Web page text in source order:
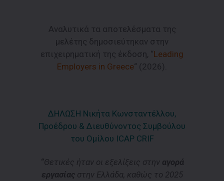
Αναλυτικά τα αποτελέσματα της
μελέτης δημοσιεύτηκαν στην
επιχειρηματική της έκδοση, “Leading
Employers in Greece“ (2026).
ΔΗΛΩΣΗ Νικήτα Κωνσταντέλλου,
Προέδρου & Διευθύνοντος Συμβούλου
του Ομίλου ICAP CRIF
“Θετικές ήταν οι εξελίξεις στην αγορά
εργασίαςστην Ελλάδα, καθώς το 2025